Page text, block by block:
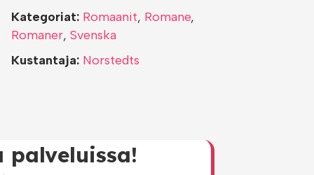
Kategoriat: Romaanit, Romane,
Romaner, Svenska
Kustantaja: Norstedts